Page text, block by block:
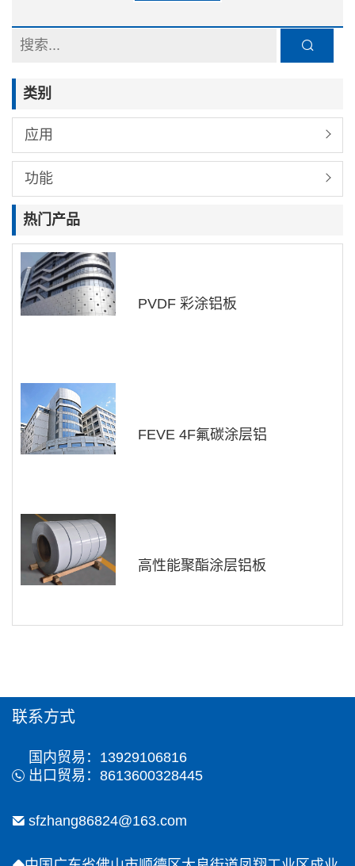
类别
应用
功能
热门产品
PVDF 彩涂铝板
FEVE 4F氟碳涂层铝
高性能聚酯涂层铝板
好、颜色丰富、安装施工便捷的优势，同时还
联系方式
国内贸易：13929106816
出口贸易：8613600328445
sfzhang86824@163.com